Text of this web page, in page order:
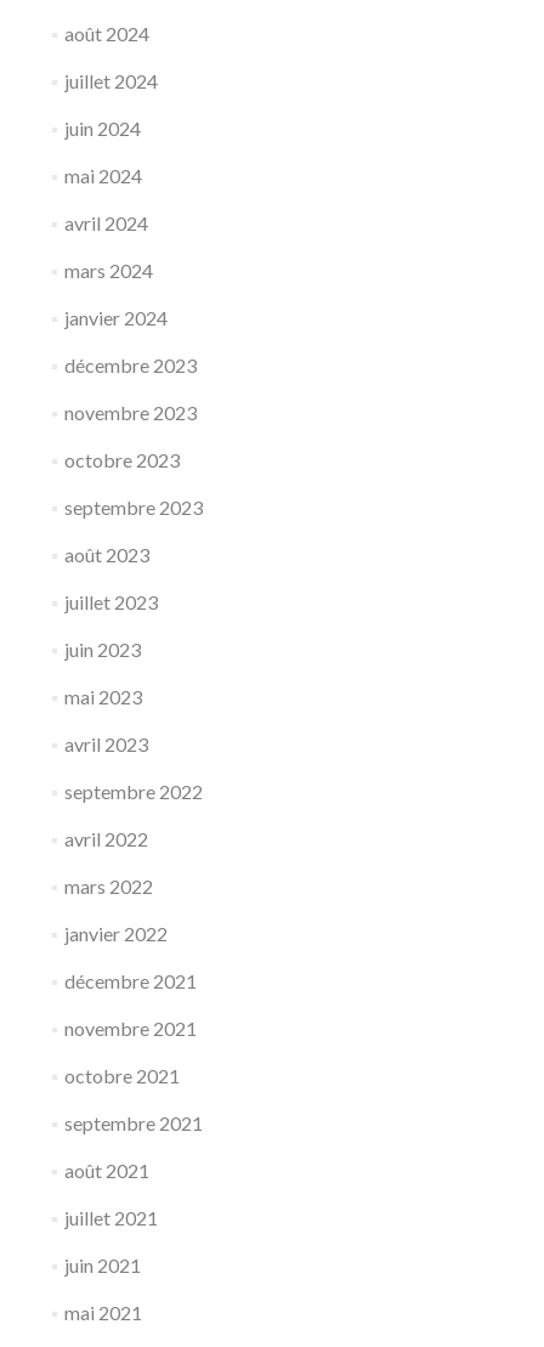
août 2024
juillet 2024
juin 2024
mai 2024
avril 2024
mars 2024
janvier 2024
décembre 2023
novembre 2023
octobre 2023
septembre 2023
août 2023
juillet 2023
juin 2023
mai 2023
avril 2023
septembre 2022
avril 2022
mars 2022
janvier 2022
décembre 2021
novembre 2021
octobre 2021
septembre 2021
août 2021
juillet 2021
juin 2021
mai 2021